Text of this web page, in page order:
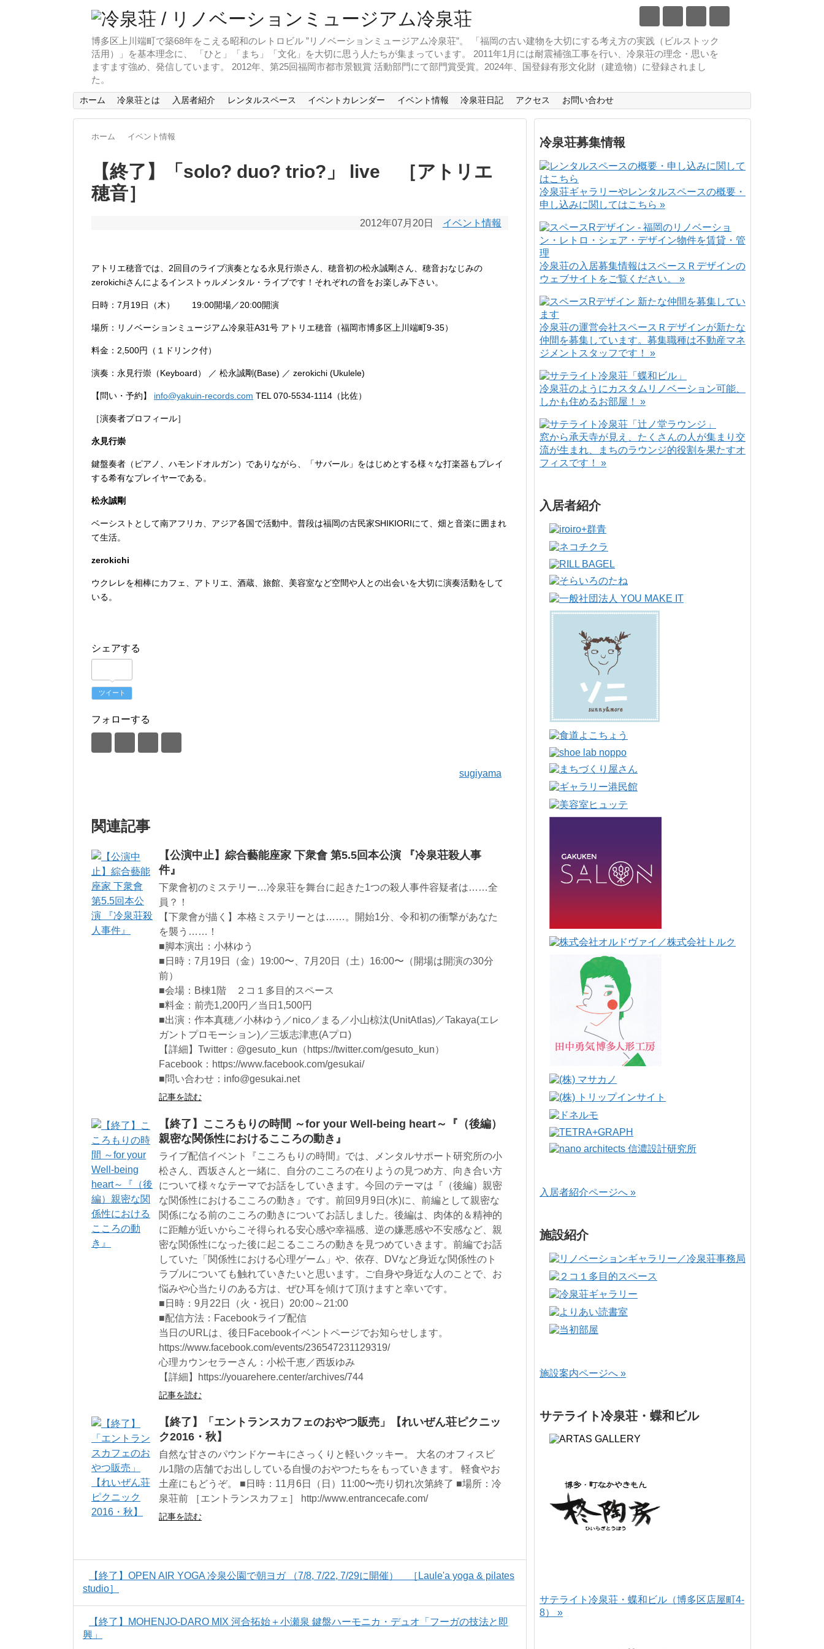
博多区上川端町で築68年をこえる昭和のレトロビル ”リノベーションミュージアム冷泉荘”。 「福岡の古い建物を大切にする考え方の実践（ビルストック
活用）」を基本理念に、 「ひと」「まち」「文化」を大切に思う人たちが集まっています。 2011年1月には耐震補強工事を行い、冷泉荘の理念・思いを
ますます強め、発信しています。 2012年、第25回福岡市都市景観賞 活動部門にて部門賞受賞。2024年、国登録有形文化財（建造物）に登録されまし
た。
ホーム 冷泉荘とは 入居者紹介 レンタルスペース イベントカレンダー イベント情報 冷泉荘日記 アクセス お問い合わせ
ホーム イベント情報
【終了】「solo? duo? trio?」 live ［アトリエ
穂音］
2012年07月20日 イベント情報
アトリエ穂音では、2回目のライブ演奏となる永見行崇さん、穂音初の松永誠剛さん、穂音おなじみの
zerokichiさんによるインストゥルメンタル・ライブです！それぞれの音をお楽しみ下さい。
日時：7月19日（木） 19:00開場／20:00開演
場所：リノベーションミュージアム冷泉荘A31号 アトリエ穂音（福岡市博多区上川端町9-35）
料金：2,500円（１ドリンク付）
演奏：永見行崇（Keyboard） ／ 松永誠剛(Base) ／ zerokichi (Ukulele)
【問い・予約】 info@yakuin-records.com TEL 070-5534-1114（比佐）
［演奏者プロフィール］
永見行崇
鍵盤奏者（ピアノ、ハモンドオルガン）でありながら、「サバール」をはじめとする様々な打楽器もプレイ
する希有なプレイヤーである。
松永誠剛
ベーシストとして南アフリカ、アジア各国で活動中。普段は福岡の古民家SHIKIORIにて、畑と音楽に囲まれ
て生活。
zerokichi
ウクレレを相棒にカフェ、アトリエ、酒蔵、旅館、美容室など空間や人との出会いを大切に演奏活動をして
いる。
シェアする
ツイート
フォローする
sugiyama
関連記事
【公演中止】綜合藝能座家 下衆會 第5.5回本公演 『冷泉荘殺人事
件』
下衆會初のミステリー…冷泉荘を舞台に起きた1つの殺人事件容疑者は……全
員？！
【下衆會が描く】本格ミステリーとは……。開始1分、令和初の衝撃があなた
を襲う……！
■脚本演出：小林ゆう
■日時：7月19日（金）19:00〜、7月20日（土）16:00〜（開場は開演の30分
前）
■会場：B棟1階 ２コ１多目的スペース
■料金：前売1,200円／当日1,500円
■出演：作本真穂／小林ゆう／nico／まる／小山椋汰(UnitAtlas)／Takaya(エレ
ガントプロモーション)／三坂志津恵(Aプロ)
【詳細】Twitter：@gesuto_kun（https://twitter.com/gesuto_kun）
Facebook：https://www.facebook.com/gesukai/
■問い合わせ：info@gesukai.net
記事を読む
【終了】こころもりの時間 ～for your Well-being heart～『（後編）
親密な関係性におけるこころの動き』
ライブ配信イベント『こころもりの時間』では、メンタルサポート研究所の小
松さん、西坂さんと一緒に、自分のこころの在りようの見つめ方、向き合い方
について様々なテーマでお話をしていきます。今回のテーマは『（後編）親密
な関係性におけるこころの動き』です。前回9月9日(水)に、前編として親密な
関係になる前のこころの動きについてお話しました。後編は、肉体的＆精神的
に距離が近いからこそ得られる安心感や幸福感、逆の嫌悪感や不安感など、親
密な関係性になった後に起こるこころの動きを見つめていきます。前編でお話
していた「関係性における心理ゲーム」や、依存、DVなど身近な関係性のト
ラブルについても触れていきたいと思います。ご自身や身近な人のことで、お
悩みや心当たりのある方は、ぜひ耳を傾けて頂けますと幸いです。
■日時：9月22日（火・祝日）20:00～21:00
■配信方法：Facebookライブ配信
当日のURLは、後日Facebookイベントページでお知らせします。
https://www.facebook.com/events/236547231129319/
心理カウンセラーさん：小松千恵／西坂ゆみ
【詳細】https://youarehere.center/archives/744
記事を読む
【終了】「エントランスカフェのおやつ販売」【れいぜん荘ピクニッ
ク2016・秋】
自然な甘さのパウンドケーキにさっくりと軽いクッキー。 大名のオフィスビ
ル1階の店舗でお出ししている自慢のおやつたちをもっていきます。 軽食やお
土産にもどうぞ。 ■日時：11月6日（日）11:00〜売り切れ次第終了 ■場所：冷
泉荘前 ［エントランスカフェ］ http://www.entrancecafe.com/
記事を読む
【終了】OPEN AIR YOGA 冷泉公園で朝ヨガ （7/8, 7/22, 7/29に開催） ［Laule'a yoga & pilates
studio］
【終了】MOHENJO-DARO MIX 河合拓始＋小瀬泉 鍵盤ハーモニカ・デュオ「フーガの技法と即
興」
冷泉荘募集情報
冷泉荘ギャラリーやレンタルスペースの概要・
申し込みに関してはこちら »
冷泉荘の入居募集情報はスペースＲデザインの
ウェブサイトをご覧ください。 »
冷泉荘の運営会社スペースＲデザインが新たな
仲間を募集しています。募集職種は不動産マネ
ジメントスタッフです！ »
冷泉荘のようにカスタムリノベーション可能、
しかも住めるお部屋！ »
窓から承天寺が見え、たくさんの人が集まり交
流が生まれ、まちのラウンジ的役割を果たすオ
フィスです！ »
入居者紹介
入居者紹介ページへ »
施設紹介
施設案内ページへ »
サテライト冷泉荘・蝶和ビル
サテライト冷泉荘・蝶和ビル（博多区店屋町4-
8） »